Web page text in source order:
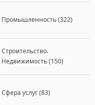
Промышленность(322)
Строительство.
Недвижимость(150)
Сфера услуг(83)